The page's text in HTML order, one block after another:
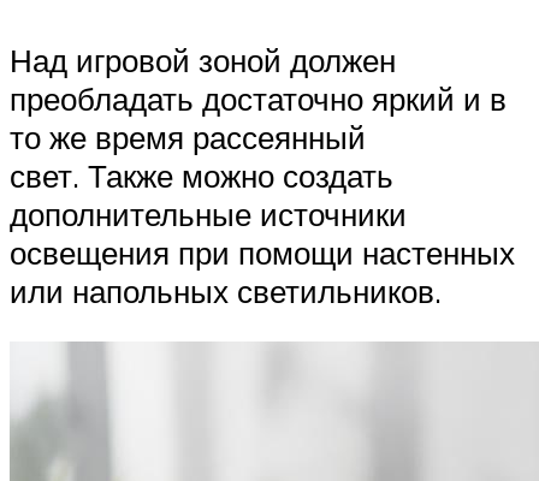
Над игровой зоной должен
преобладать достаточно яркий и в
то же время рассеянный
свет. Также можно создать
дополнительные источники
освещения при помощи настенных
или напольных светильников.